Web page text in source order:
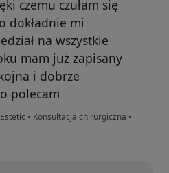
czemu czułam się
dokładnie mi
na wszystkie
mam już zapisany
i dobrze
polecam
• Konsultacja chirurgiczna •